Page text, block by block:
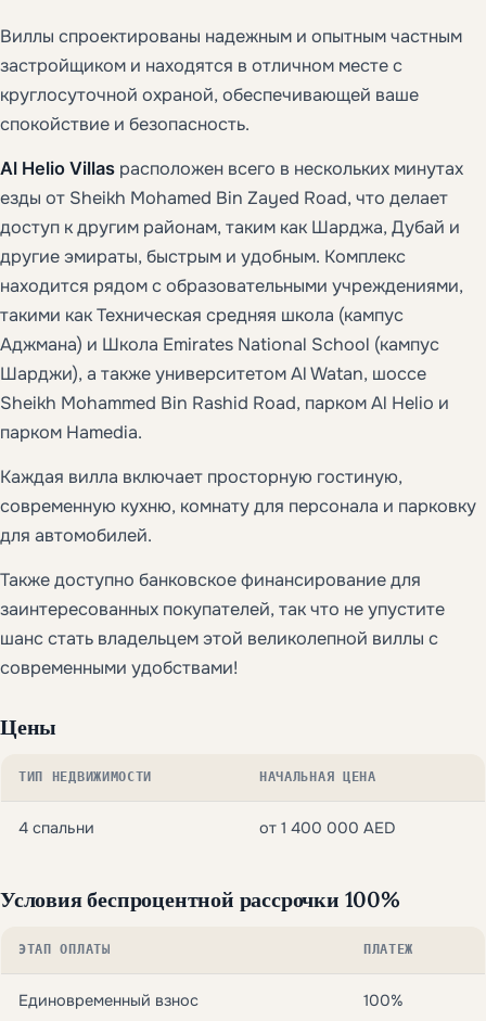
Виллы спроектированы надежным и опытным частным
застройщиком и находятся в отличном месте с
круглосуточной охраной, обеспечивающей ваше
спокойствие и безопасность.
Al Helio Villas расположен всего в нескольких минутах
езды от Sheikh Mohamed Bin Zayed Road, что делает
доступ к другим районам, таким как Шарджа, Дубай и
другие эмираты, быстрым и удобным. Комплекс
находится рядом с образовательными учреждениями,
такими как Техническая средняя школа (кампус
Аджмана) и Школа Emirates National School (кампус
Шарджи), а также университетом Al Watan, шоссе
Sheikh Mohammed Bin Rashid Road, парком Al Helio и
парком Hamedia.
Каждая вилла включает просторную гостиную,
современную кухню, комнату для персонала и парковку
для автомобилей.
Также доступно банковское финансирование для
заинтересованных покупателей, так что не упустите
шанс стать владельцем этой великолепной виллы с
современными удобствами!
Цены
ТИП НЕДВИЖИМОСТИ НАЧАЛЬНАЯ ЦЕНА
4 спальни от 1 400 000 AED
Условия беспроцентной рассрочки 100%
ЭТАП ОПЛАТЫ ПЛАТЕЖ
Единовременный взнос 100%